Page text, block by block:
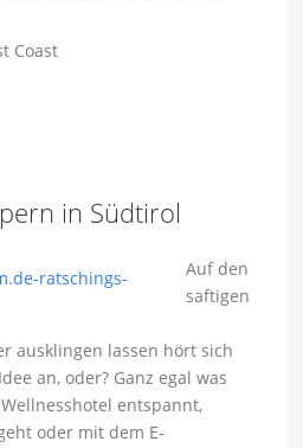
Coast
in Südtirol
Auf den
saftigen
ausklingen lassen hört sich
an, oder? Ganz egal was
entspannt,
oder mit dem E-